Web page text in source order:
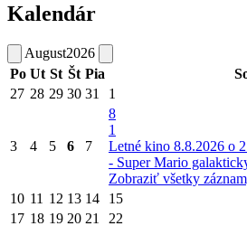
Kalendár
August2026
Po Ut St Št Pia
27 28 29 30 31 1
3 4 5 6 7
8
1
Letné kino 8.8.2026 o
- Super Mario
Zobraziť všetky
10 11 12 13 14 15
17 18 19 20 21 22